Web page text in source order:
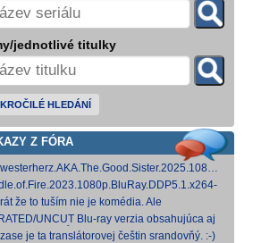
jednotlivé titulky
HLEDÁNÍ
Z FÓRA
cinepth [5,88 GB] Nemecké
[18,74 GB]
že to tuším nie je komédia. Ale
sa môže konať. Možno príde aj
pes a tomu
UNCUT Blu-ray verzia obsahujúca aj
Skarsgårda, explicitnejšie zábery sexu
je ta translátorovej češtin srandovňý. :-)